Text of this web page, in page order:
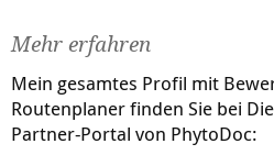
Mehr erfahren
Mein gesamtes Profil mit
Routenplaner finden Sie bei
Partner-Portal von PhytoDoc: